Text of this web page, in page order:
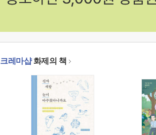
크레마샵화제의 책